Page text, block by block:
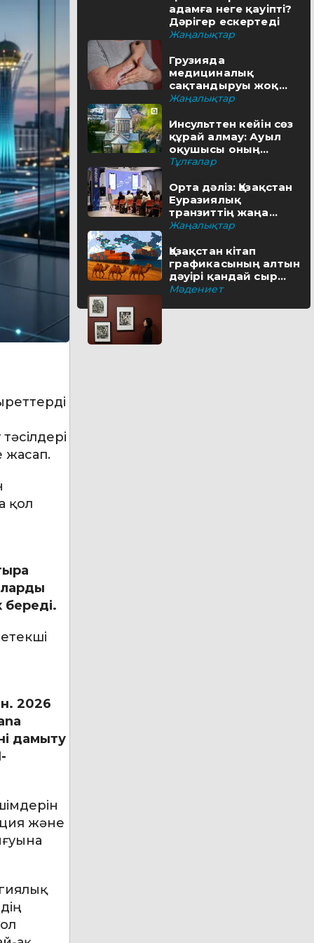
жасап.
қол
береді.
2026
дамыту
және
адамға неге қауіпті?
Дәрігер ескертеді
Жаңалықтар
Грузияда
медициналық
сақтандыруы жоқ
туристерге айыппұл
Жаңалықтар
Инсульттен кейін сөз
құрай алмау: Ауыл
оқушысы оның
шешімін тапты
Тұлғалар
Орта дәліз: Қазақстан
Еуразиялық
транзиттің жаңа
бағытын қалай салып
Жаңалықтар
Қазақстан кітап
графикасының алтын
дәуірі қандай сыр
бүгіп жатыр?
Мәдениет